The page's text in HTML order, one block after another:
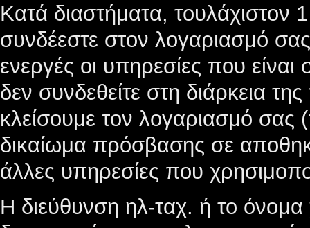
Κατά διαστήματα,
συνδέεστε στον λογαριασμό
ενεργές οι υπηρεσίες που
δεν συνδεθείτε στη διάρκεια
κλείσουμε τον λογαριασμό σας
δικαίωμα πρόσβασης σε
άλλες υπηρεσίες που
Η διεύθυνση ηλ-ταχ. ή το όνομα